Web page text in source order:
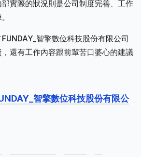
實際的狀況則是公司制度完善、工作
智擎數位科技股份有限公司
還有工作內容跟前輩苦口婆心的建議
智擎數位科技股份有限公